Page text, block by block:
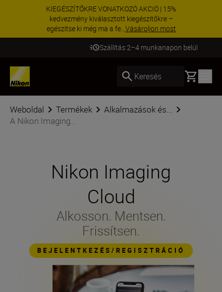
KIEGÉSZÍTŐKRE VONATKOZÓ AKCIÓ | 15%
kedvezmény kiválasztott kiegészítőkre –
egészítse ki még ma a fe...Vásároljon most
Szállítás 2–4 munkanapon belül
Keresés Basket
Weboldal Termékek
Alkalmazások és...
A Nikon Imaging...
Nikon Imaging
Cloud
Alkosson. Mentsen.
Frissítsen.
BEJELENTKEZÉS/REGISZTRÁCIÓ